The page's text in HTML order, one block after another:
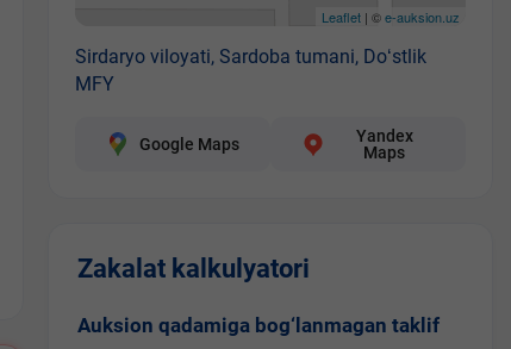
Leaflet| ©e-auksion.uz
Sirdaryo viloyati, Sardoba tumani, Doʻstlik
MFY
Google Maps
Yandex
Maps
Zakalat kalkulyatori
Auksion qadamiga bog‘lanmagan taklif